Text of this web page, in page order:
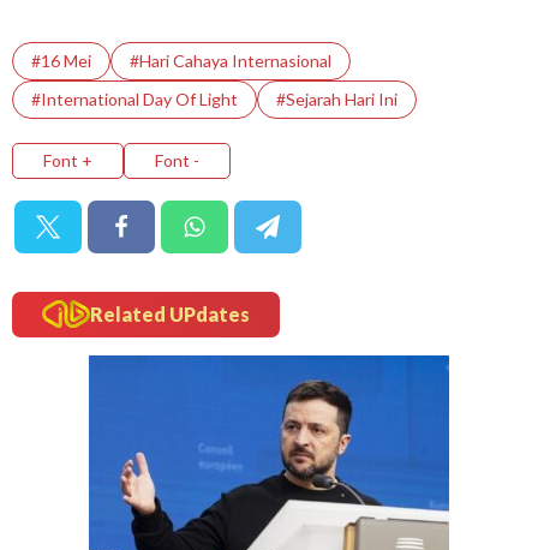
#16 Mei
#Hari Cahaya Internasional
#International Day Of Light
#Sejarah Hari Ini
Font + Font -
Related UPdates